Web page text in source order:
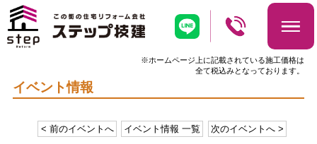
※ホームページ上に記載されている施工価格は
全て税込みとなっております。
イベント情報
< 前のイベントへ イベント情報 一覧 次のイベントへ >